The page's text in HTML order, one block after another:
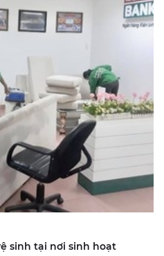
sinh tại nơi sinh hoạt